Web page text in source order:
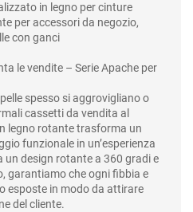
in legno per cinture
per accessori da negozio,
con ganci
le vendite – Serie Apache per
spesso si aggrovigliano o
cassetti da vendita al
legno rotante trasforma un
funzionale in un’esperienza
un design rotante a 360 gradi e
garantiamo che ogni fibbia e
esposte in modo da attirare
del cliente.